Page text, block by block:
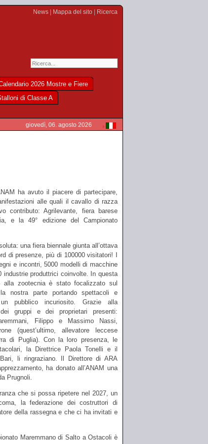
News Mappa del sito Ricerca
2026 Mostre e Fiere
di Classe A
giovedì, 06. agosto 2026
ha avuto il piacere di partecipare,
alle quali il cavallo di razza
contributo: Agrilevante, fiera barese
e la 49° edizione del Campionato
una fiera biennale giunta all’ottava
di presenze, più di 100000 visitatori! I
e incontri, 5000 modelli di macchine
industrie produttrici coinvolte. In questa
zootecnia è stato focalizzato sul
nostra parte portando spettacoli e
pubblico incuriosito. Grazie alla
gruppi e dei proprietari presenti:
Filippo e Massimo Nassi,
(quest’ultimo, allevatore leccese
di Puglia). Con la loro presenza, le
la Direttrice Paola Tonelli e il
li ringraziano. Il Direttore di ARA
ha donato all’ANAM una
Prugnoli.
che si possa ripetere nel 2027, un
la federazione dei costruttori di
della rassegna e che ci ha invitati e
Maremmano di Salto a Ostacoli è